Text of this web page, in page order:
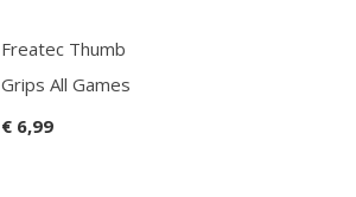
Freatec Thumb
Grips All Games
€ 6,99